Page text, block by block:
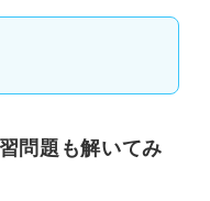
問題も解いてみ